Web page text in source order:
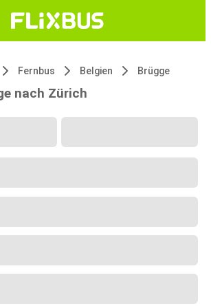
Fernbus Belgien Brügge
nach Zürich